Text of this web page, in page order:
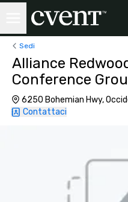
Sedi
Alliance
Conference
6250 Bohemian Hwy,
Contattaci